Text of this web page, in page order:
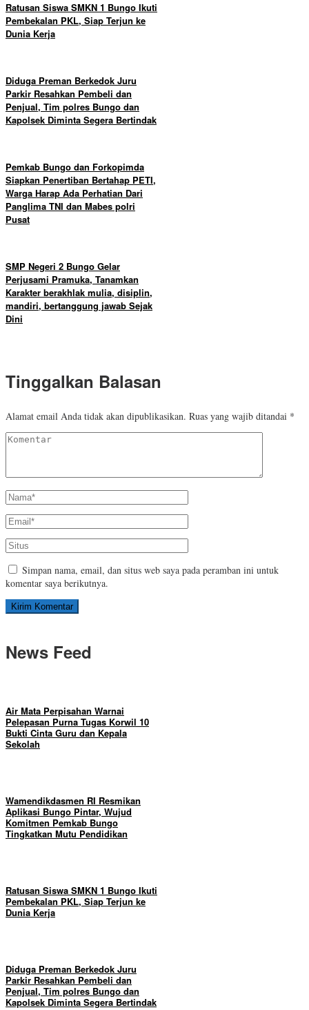
Ratusan Siswa SMKN 1 Bungo Ikuti
Pembekalan PKL, Siap Terjun ke
Dunia Kerja
Diduga Preman Berkedok Juru
Parkir Resahkan Pembeli dan
Penjual, Tim polres Bungo dan
Kapolsek Diminta Segera Bertindak
Pemkab Bungo dan Forkopimda
Siapkan Penertiban Bertahap PETI,
Warga Harap Ada Perhatian Dari
Panglima TNI dan Mabes polri
Pusat
SMP Negeri 2 Bungo Gelar
Perjusami Pramuka, Tanamkan
Karakter berakhlak mulia, disiplin,
mandiri, bertanggung jawab Sejak
Dini
Tinggalkan Balasan
Alamat email Anda tidak akan dipublikasikan. Ruas yang wajib ditandai *
Simpan nama, email, dan situs web saya pada peramban ini untuk
komentar saya berikutnya.
News Feed
Air Mata Perpisahan Warnai
Pelepasan Purna Tugas Korwil 10
Bukti Cinta Guru dan Kepala
Sekolah
Wamendikdasmen RI Resmikan
Aplikasi Bungo Pintar, Wujud
Komitmen Pemkab Bungo
Tingkatkan Mutu Pendidikan
Ratusan Siswa SMKN 1 Bungo Ikuti
Pembekalan PKL, Siap Terjun ke
Dunia Kerja
Diduga Preman Berkedok Juru
Parkir Resahkan Pembeli dan
Penjual, Tim polres Bungo dan
Kapolsek Diminta Segera Bertindak